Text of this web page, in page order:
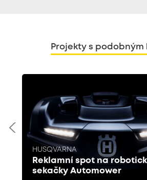
Projekty s podobným
HUSQVARNA
Reklamní spot na
sekačky Automower